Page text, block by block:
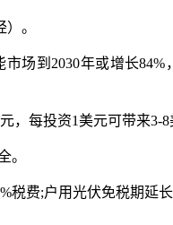
。
市场到2030年或增长
，每投资1美元可带来3-8
。
税费;户用光伏免税期延长